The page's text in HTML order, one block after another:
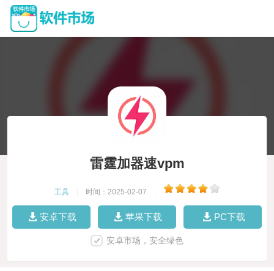
雷霆加器速vpm
工具 时间：2025-02-07
安卓下载 苹果下载 PC下载
安卓市场，安全绿色